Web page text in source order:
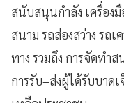
สนับสนุนกำลัง เครื่อง
สนาม รถส่องสว่าง รถ
ทาง รวมถึง การจัดทำ
การรับ–ส่งผู้ได้รับบาด